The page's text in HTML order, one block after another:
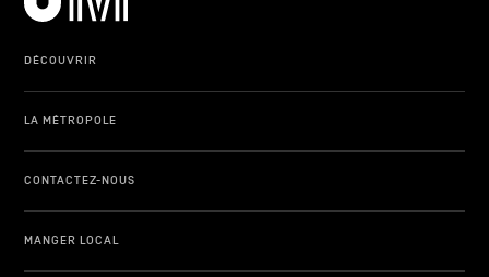
DÉCOUVRIR
LA MÉTROPOLE
CONTACTEZ-NOUS
MANGER LOCAL